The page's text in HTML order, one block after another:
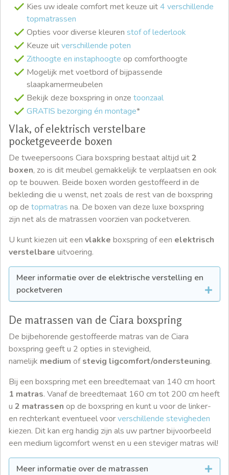
Kies uw ideale comfort met keuze uit4 verschillende
topmatrassen
Opties voor diverse kleuren stof of lederlook
Keuze uitverschillende poten
Zithoogte en instaphoogte op comforthoogte
Mogelijk met voetbord of bijpassende
slaapkamermeubelen
Bekijk deze boxspring in onze toonzaal
GRATIS bezorging én montage*
Vlak, of elektrisch verstelbare
pocketgeveerde boxen
De tweepersoons Ciara boxspring bestaat altijd uit2
boxen, zo is dit meubel gemakkelijk te verplaatsen en ook
op te bouwen. Beide boxen worden gestoffeerd in de
bekleding die u wenst, net zoals de rest van de boxspring
op de topmatras na. De boxen van deze luxe boxspring
zijn net als de matrassen voorzien van pocketveren.
U kunt kiezen uit een vlakke boxspring of een elektrisch
verstelbare uitvoering.
Meer informatie over de elektrische verstelling en
pocketveren
De matrassen van de Ciara boxspring
De bijbehorende gestoffeerde matras van de Ciara
boxspring geeft u 2 opties in stevigheid,
namelijk medium ofstevig ligcomfort/ondersteuning.
Bij een boxspring met een breedtemaat van 140 cm hoort
1 matras. Vanaf de breedtemaat 160 cm tot 200 cm heeft
u 2 matrassen op de boxspring en kunt u voor de linker-
en rechterkant eventueel voorverschillende stevigheden
kiezen. Dit kan erg handig zijn als uw partner bijvoorbeeld
een medium ligcomfort wenst en u een steviger matras wil!
Meer informatie over de matrassen